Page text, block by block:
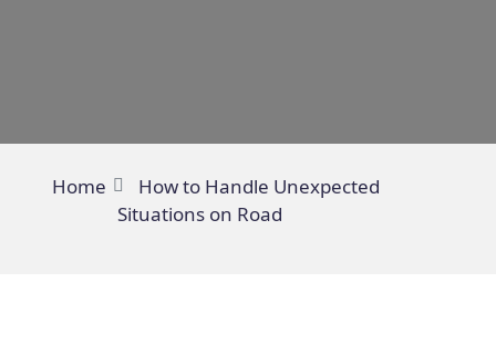
Home
How to Handle Unexpected
Situations on Road